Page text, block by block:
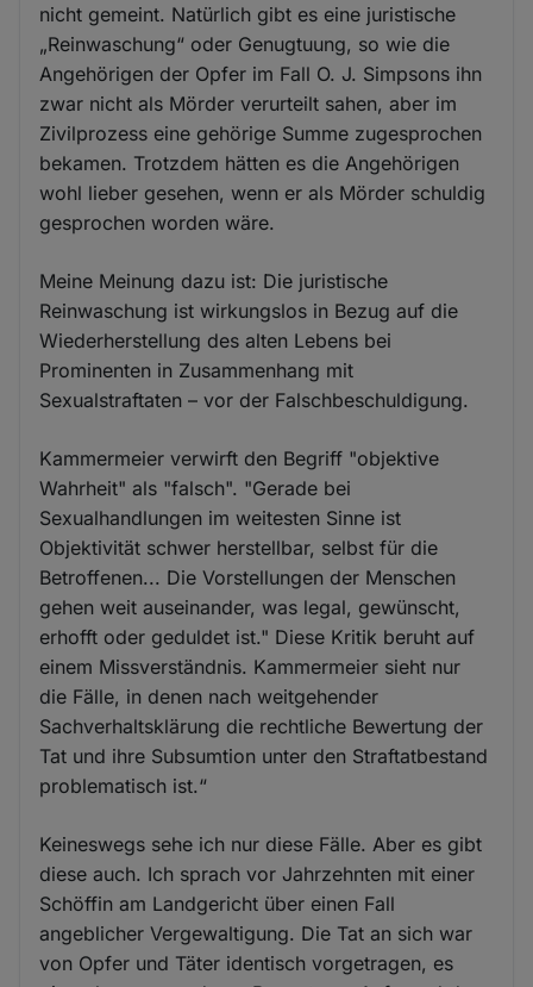
nicht gemeint. Natürlich gibt es eine juristische
„Reinwaschung“ oder Genugtuung, so wie die
Angehörigen der Opfer im Fall O. J. Simpsons ihn
zwar nicht als Mörder verurteilt sahen, aber im
Zivilprozess eine gehörige Summe zugesprochen
bekamen. Trotzdem hätten es die Angehörigen
wohl lieber gesehen, wenn er als Mörder schuldig
gesprochen worden wäre.
Meine Meinung dazu ist: Die juristische
Reinwaschung ist wirkungslos in Bezug auf die
Wiederherstellung des alten Lebens bei
Prominenten in Zusammenhang mit
Sexualstraftaten – vor der Falschbeschuldigung.
Kammermeier verwirft den Begriff "objektive
Wahrheit" als "falsch". "Gerade bei
Sexualhandlungen im weitesten Sinne ist
Objektivität schwer herstellbar, selbst für die
Betroffenen... Die Vorstellungen der Menschen
gehen weit auseinander, was legal, gewünscht,
erhofft oder geduldet ist." Diese Kritik beruht auf
einem Missverständnis. Kammermeier sieht nur
die Fälle, in denen nach weitgehender
Sachverhaltsklärung die rechtliche Bewertung der
Tat und ihre Subsumtion unter den Straftatbestand
problematisch ist.“
Keineswegs sehe ich nur diese Fälle. Aber es gibt
diese auch. Ich sprach vor Jahrzehnten mit einer
Schöffin am Landgericht über einen Fall
angeblicher Vergewaltigung. Die Tat an sich war
von Opfer und Täter identisch vorgetragen, es